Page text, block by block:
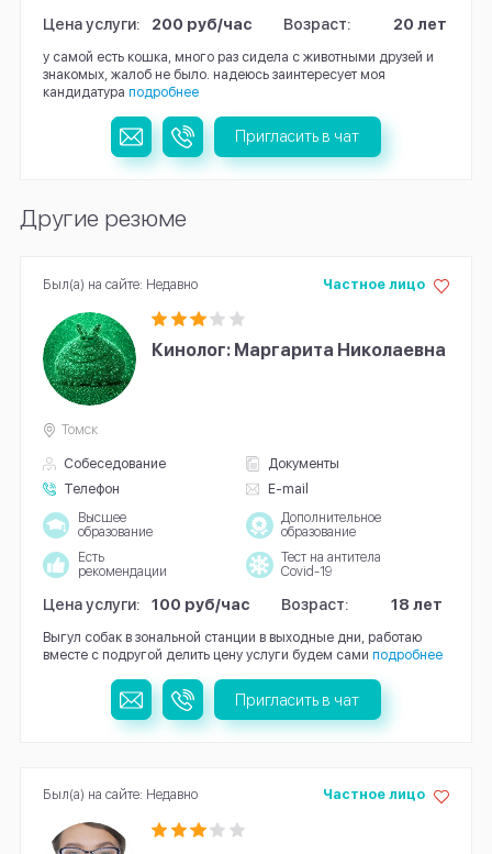
Цена услуги: 200 руб/час Возраст: 20 лет
у самой есть кошка, много раз сидела с животными друзей и
знакомых, жалоб не было. надеюсь заинтересует моя
кандидатура подробнее
Пригласить в чат
Другие резюме
Кинолог: Маргарита Николаевна
Собеседование
Документы
Телефон
E-mail
Частное лицо
Томск
Высшее
образование
Дополнительное
образование
Есть
рекомендации
Тест на антитела
Covid-19
Цена услуги: 100 руб/час Возраст: 18 лет
Выгул собак в зональной станции в выходные дни, работаю
вместе с подругой делить цену услуги будем сами подробнее
Был(а) на сайте: Недавно
Пригласить в чат
Частное лицо
Был(а) на сайте: Недавно